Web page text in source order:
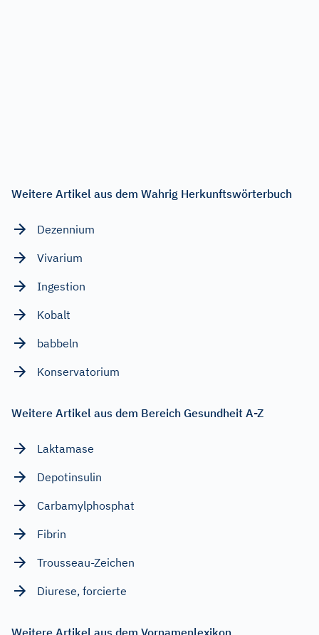
Weitere Artikel aus dem Wahrig Herkunftswörterbuch
Dezennium
Vivarium
Ingestion
Kobalt
babbeln
Konservatorium
Weitere Artikel aus dem Bereich Gesundheit A-Z
Laktamase
Depotinsulin
Carbamylphosphat
Fibrin
Trousseau-Zeichen
Diurese, forcierte
Weitere Artikel aus dem Vornamenlexikon